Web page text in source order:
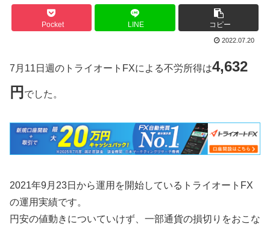
Pocket LINE コピー
2022.07.20
7月11日週のトライオートFXによる不労所得は4,632
円 でした。
2021年9月23日から運用を開始しているトライオートFX
の運用実績です。
円安の値動きについていけず、一部通貨の損切りをおこな